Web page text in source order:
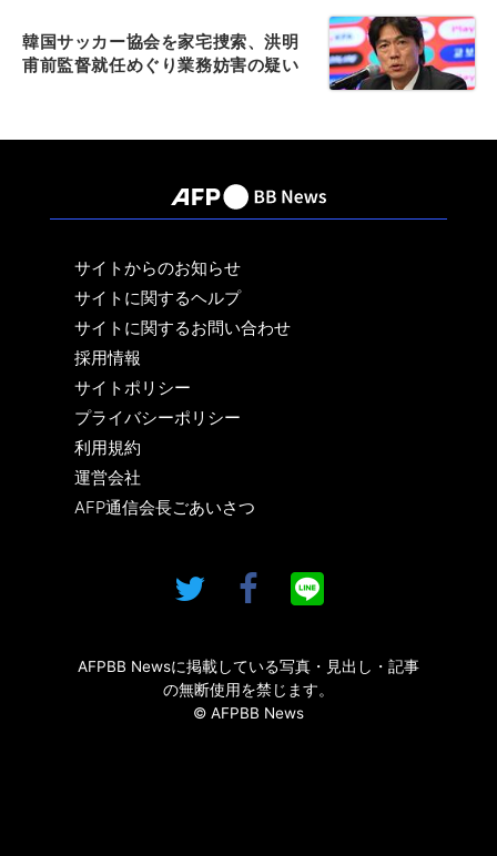
韓国サッカー協会を家宅捜索、洪明
甫前監督就任めぐり業務妨害の疑い
サイトからのお知らせ
サイトに関するヘルプ
サイトに関するお問い合わせ
採用情報
サイトポリシー
プライバシーポリシー
利用規約
運営会社
AFP通信会長ごあいさつ
AFPBB Newsに掲載している写真・見出し・記事
の無断使用を禁じます。
© AFPBB News